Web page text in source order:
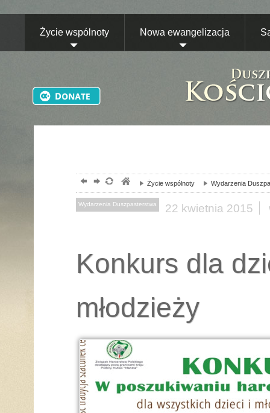
Życie wspólnoty Nowa ewangelizacja
Życie wspólnoty Wydarzenia
Wydarzenia Duszpasterstwa 22 kwietnia 2015
Konkurs dla
młodzieży